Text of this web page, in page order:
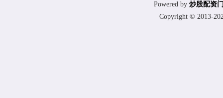
Powered by 炒股配资
Copyright © 2013-